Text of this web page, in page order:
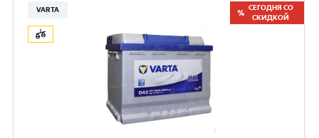
VARTA
СЕГОДНЯ СО
СКИДКОЙ